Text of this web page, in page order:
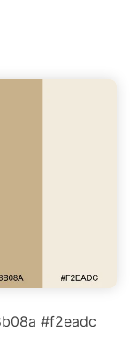
#f2eadc